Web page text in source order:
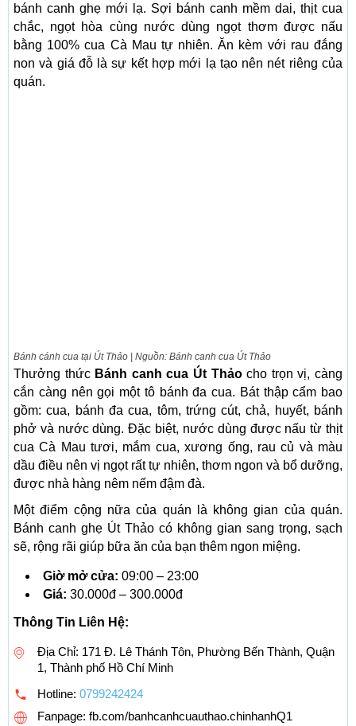
bánh canh ghẹ mới lạ. Sợi bánh canh mềm dai, thịt cua
chắc, ngọt hòa cùng nước dùng ngọt thơm được nấu
bằng 100% cua Cà Mau tự nhiên. Ăn kèm với rau đắng
non và giá đỗ là sự kết hợp mới lạ tạo nên nét riêng của
quán.
Bánh cánh cua tại Út Thảo | Nguồn: Bánh canh cua Út Thảo
Thưởng thứcBánh canh cua Út Thảocho trọn vị, càng
cắn càng nên gọi một tô bánh đa cua. Bát thập cẩm bao
gồm: cua, bánh đa cua, tôm, trứng cút, chả, huyết, bánh
phở và nước dùng. Đặc biệt, nước dùng được nấu từ thịt
cua Cà Mau tươi, mắm cua, xương ống, rau củ và màu
dầu điều nên vị ngọt rất tự nhiên, thơm ngon và bổ dưỡng,
được nhà hàng nêm nếm đậm đà.
Một điểm cộng nữa của quán là không gian của quán.
Bánh canh ghẹ Út Thảo có không gian sang trọng, sạch
sẽ, rộng rãi giúp bữa ăn của bạn thêm ngon miệng.
Giờ mở cửa: 09:00 – 23:00
Giá: 30.000đ – 300.000đ
Thông Tin Liên Hệ:
Địa Chỉ: 171 Đ. Lê Thánh Tôn, Phường Bến Thành, Quận
1, Thành phố Hồ Chí Minh
Hotline: 0799242424
Fanpage: fb.com/banhcanhcuauthao.chinhanhQ1